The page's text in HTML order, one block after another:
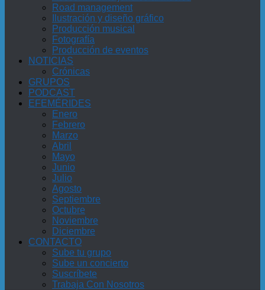
Road management
Ilustración y diseño gráfico
Producción musical
Fotografía
Producción de eventos
NOTICIAS
Crónicas
GRUPOS
PODCAST
EFEMÉRIDES
Enero
Febrero
Marzo
Abril
Mayo
Junio
Julio
Agosto
Septiembre
Octubre
Noviembre
Diciembre
CONTACTO
Sube tu grupo
Sube un concierto
Suscríbete
Trabaja Con Nosotros